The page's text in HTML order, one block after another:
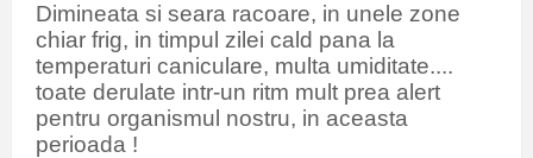
Dimineata si seara racoare, in unele zone
chiar frig, in timpul zilei cald pana la
temperaturi caniculare, multa umiditate....
toate derulate intr-un ritm mult prea alert
pentru organismul nostru, in aceasta
perioada !